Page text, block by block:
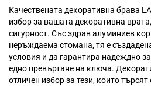
Качествената декоративна брава
избор за вашaта декоративна
сигурност. Със здрав алуминиев
неръждаема стомана, тя е
условия и да гарантира надеждно
едно превъртане на ключа.
отличен избор за тези, които
снимки